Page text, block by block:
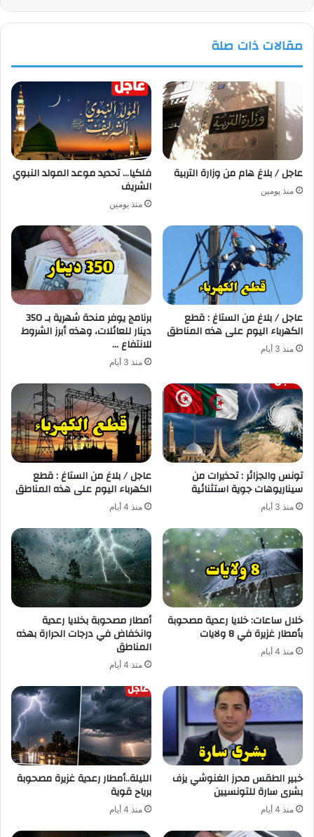
مقالات ذات صلة
عاجل / بلاغ هام من وزارة التربية
منذ يومين
فلكيا… تحديد موعد المولد النبوي
الشريف
منذ يومين
عاجل / بلاغ من الستاغ : قطع
الكهرباء اليوم على هذه المناطق
منذ 3 أيام
برنامج يوفر منحة شهرية بـ 350
دينار للعائلات، وهذه أبرز الشروط
للانتفاع …
منذ 3 أيام
تونس والجزائر : تحذيرات من
سيناريوهات جوية استثنائية
منذ 3 أيام
عاجل / بلاغ من الستاغ : قطع
الكهرباء اليوم على هذه المناطق
منذ 4 أيام
خلال ساعات: خلايا رعدية مصحوبة
بأمطار غزيرة في 8 ولايات
منذ 4 أيام
أمطار مصحوبة بخلايا رعدية
وانخفاض في درجات الحرارة بهذه
المناطق
منذ 4 أيام
خبير الطقس محرز الغنوشي يزف
بشرى سارة للتونسيين
منذ 4 أيام
الليلة..أمطار رعدية غزيرة مصحوبة
برياح قوية
منذ 4 أيام